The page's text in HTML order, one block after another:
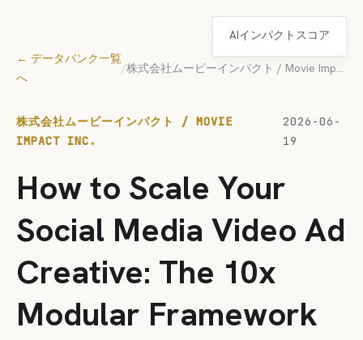
← データバンク一覧
へ
/ 株式会社ムービーインパクト / Movie Impact Inc.
株式会社ムービーインパクト / MOVIE
IMPACT INC.
2026-06-
19
How to Scale Your
Social Media Video Ad
Creative: The 10x
Modular Framework
AIインパクトスコア